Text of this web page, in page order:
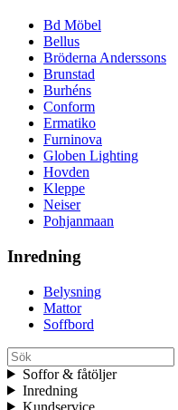
Bd Möbel
Bellus
Bröderna Anderssons
Brunstad
Burhéns
Conform
Ermatiko
Furninova
Globen Lighting
Hovden
Kleppe
Neiser
Pohjanmaan
Inredning
Belysning
Mattor
Soffbord
Soffor & fåtöljer
Inredning
Kundservice